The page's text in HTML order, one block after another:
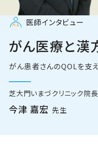
病院・医師検索
Pick Up
ニュース
お問い合わせ
医師インタビュー
がん医療と漢
がん患者さんのQOLを支
芝大門いまづクリニック院長
今津 嘉宏 先生